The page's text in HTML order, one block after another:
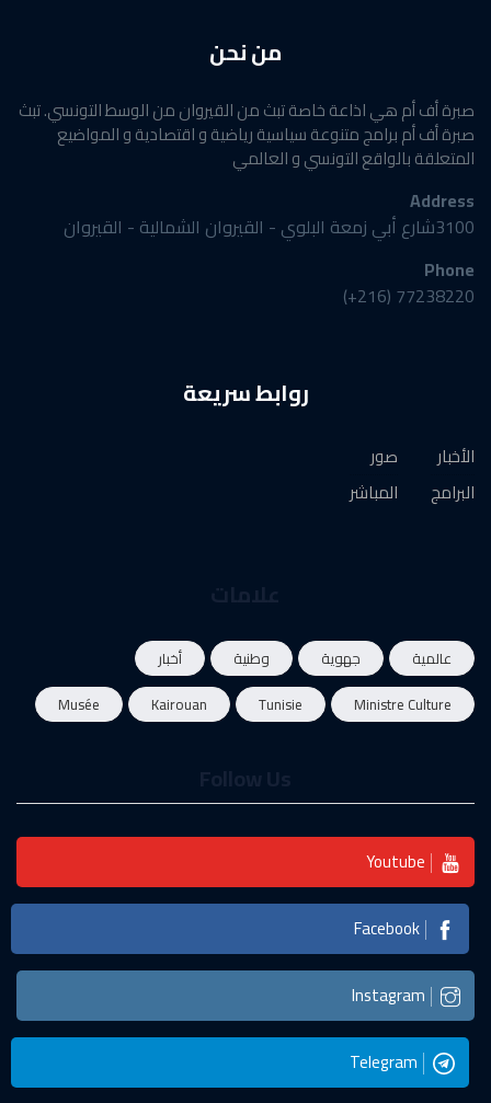
من نحن
صبرة أف أم هي اذاعة خاصة تبث من القيروان من الوسط التونسي. تبث
صبرة أف أم برامج متنوعة سياسية رياضية و اقتصادية و المواضيع
المتعلقة بالواقع التونسي و العالمي
Address
3100شارع أبي زمعة البلوي - القيروان الشمالية - القيروان
Phone
77238220 (216+)
روابط سريعة
الأخبار
البرامج
صور
المباشر
عالمية جهوية وطنية
أخبار
Ministre Culture
Tunisie
Kairouan
Musée
Youtube
Facebook
Instagram
Telegram